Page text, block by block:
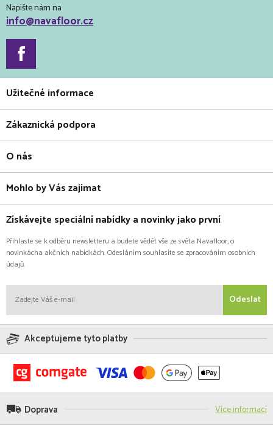
Napište nám na
info@navafloor.cz
Užitečné informace
Zákaznická podpora
O nás
Mohlo by Vás zajímat
Získávejte speciální nabídky a novinky jako první
Přihlaste se k odběru newsletteru a budete vědět vše ze světa Navafloor, o
novinkácha akčních nabídkách. Odesláním souhlasíte se zpracováním osobních
údajů.
Odeslat
Akceptujeme tyto platby
Doprava Více informací